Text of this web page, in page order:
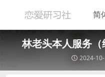
林老头本人服务（
2024-